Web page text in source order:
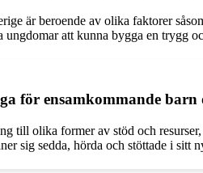
är beroende av olika faktorer
ungdomar att kunna bygga en trygg
för ensamkommande barn
till olika former av stöd och
sig sedda, hörda och stöttade i sitt